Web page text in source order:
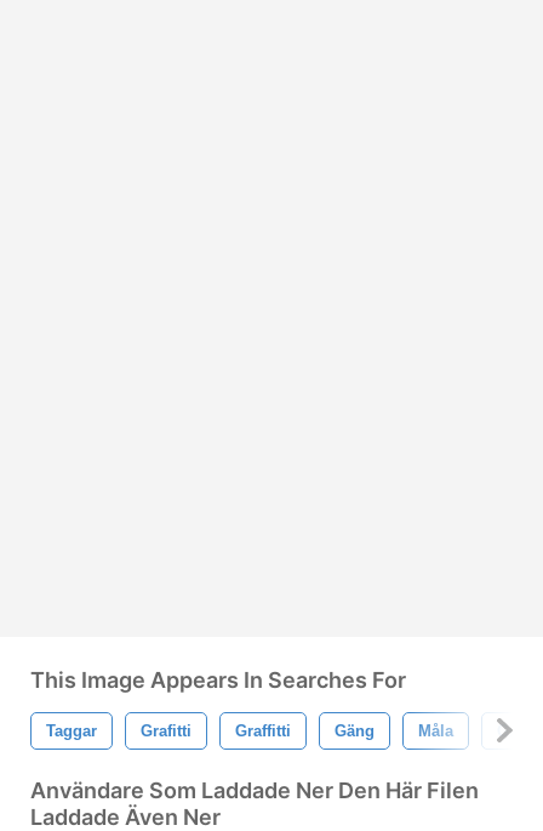
This Image Appears In Searches For
Taggar Grafitti Graffitti Gäng Måla
Användare Som Laddade Ner Den Här Filen
Laddade Även Ner